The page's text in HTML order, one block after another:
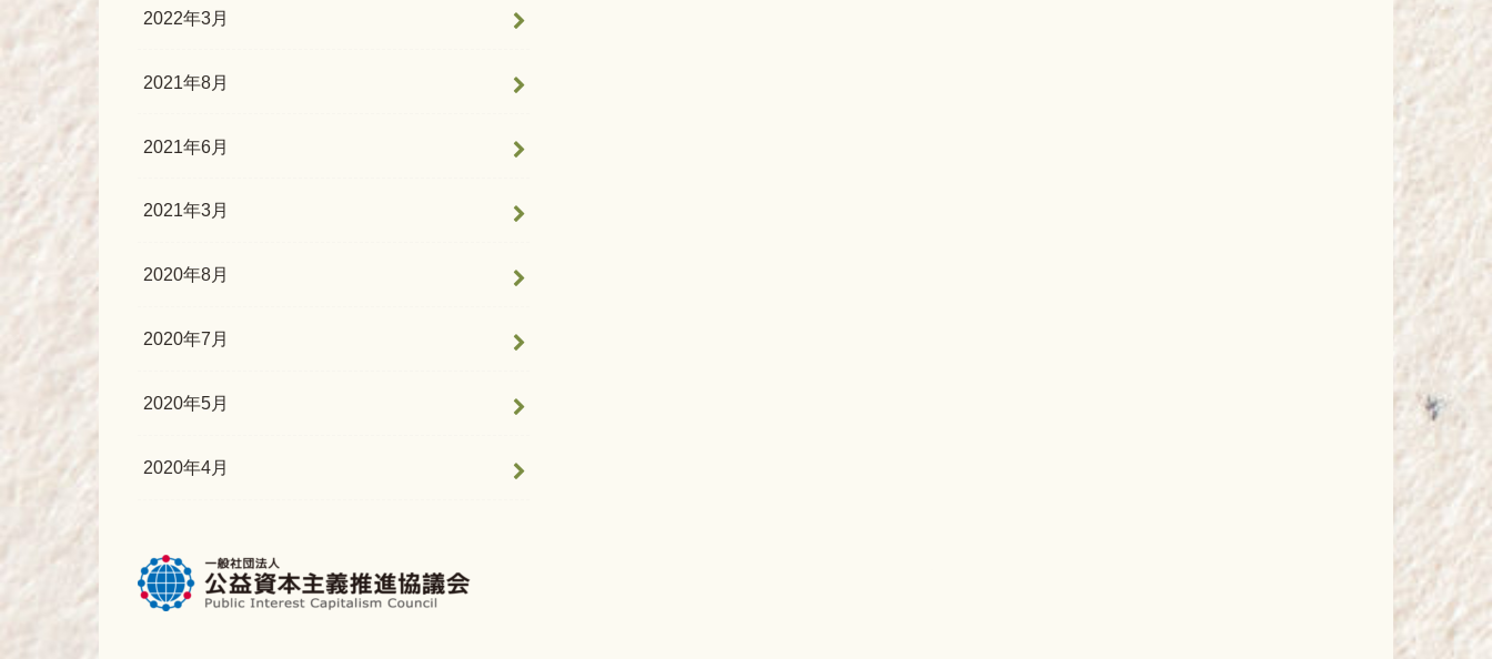
2022年3月
2021年8月
2021年6月
2021年3月
2020年8月
2020年7月
2020年5月
2020年4月